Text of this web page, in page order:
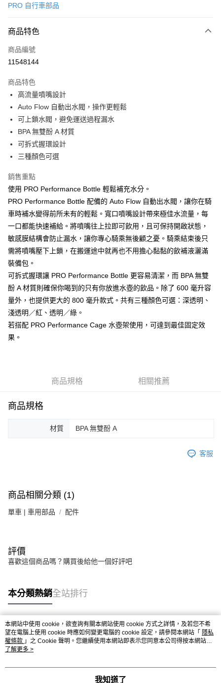
3 期 0 利率 每期
合作金庫商業銀行
上海商業儲蓄銀行
臺灣中小企業銀行
匯豐（台灣）商業銀行
聯邦商業銀行
遠東國際商業銀行
元大商業銀行
玉山商業銀行
台灣樂天信用卡公司
合作金庫商業銀行
上海商業儲蓄銀行
國泰世華商業銀行
匯豐（台灣）商業銀行
華泰商業銀行
聯邦商業銀行
元大商業銀行
玉山商業銀行
台新國際商業銀行
LINE Pay
Apple Pay
悠遊付
Google Pay
全盈+PAY
ATM付款
運送方式
7-11取貨(快速到店)
新竹貨運
每筆NT$100，滿NT$1,000(含以上)免運費
免運費
PRO 自行車部品
商品特色
商品編號
11548144
商品特色
高流量噴嘴設計
Auto Flow 自動出水閥，操作更輕鬆
可上鎖水閥，避免運送過程漏水
BPA 無雙酚 A 材質
可拆式握環設計
三種顏色可選
銷售重點
使用 PRO Performance Bottle 輕鬆補充水分。
PRO Performance Bottle 配備的 Auto Flow 自動出水閥，讓你在騎
車時補水變得前所未有的輕鬆。寬口噴嘴設計帶來極佳水流量，每
一口都能快速補給。將噴嘴往上拉即可飲用，且可保持開啟狀態，
敏感膜結構會防止漏水，讓你專心騎乘無後顧之憂。騎乘結束後只
需將噴嘴壓下上鎖，在搬運途中就再也不用擔心黏黏的飲補液灑滿
裝備包。
可拆式握環讓 PRO Performance Bottle 更容易清潔，而 BPA 無雙
酚 A 材質則確保你喝到的只有你放進水壺的飲品。除了 600 毫升容
量外，也提供更大的 800 毫升款式。共有三種顏色可選：深透明、
淺透明／紅、透明／綠。
若搭配 PRO Performance Cage 水壺架使用，可達到最佳固定效
果。
商品規格 相關推薦
商品規格
材質 BPA 無雙酚 A
客服
商品相關分類 (1)
單車 | 車用部品 配件
評價
喜歡這個商品嗎？購買後給他一個好評吧
本分類熱銷全站排行
熱門標籤
本網站中使用 cookie，欲查詢有關本網站使用 cookie 方式之詳情，及若您不希
望在電腦上使用 cookie 時應如何變更電腦的 cookie 設定，請參閱本網站「 隱私
權條款 」之 Cookie 聲明。您繼續使用本網站即表示您同意本公司得按本網站使
用條款之 Cookie 聲明使用 cookie。
了解更多 >
我知道了